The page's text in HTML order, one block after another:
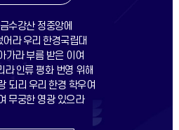
수강산 정중앙에
어라 우리 한경국립대
가라 부름 받은 이여
라 인류 평화 번영 위해
되리 우리 한경 학우여
무궁한 영광 있으라